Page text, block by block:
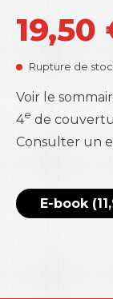
qu’à celles et
évidemment à
Pour cette
exemples
bien sûr ce qui
édition,
est, depuis
du sens
utilisé par les
19,50
Rupture de
Voir le
4e de
Consulter un
E-book